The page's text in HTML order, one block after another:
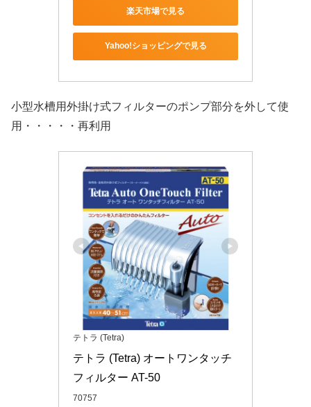
楽天市場で見る
Yahoo!ショッピングで見る
小型水槽用外掛け式フィルターのポンプ部分を外して使
用・・・・・再利用
テトラ (Tetra)
テトラ (Tetra) オートワンタッチ
フィルター AT-50
70757